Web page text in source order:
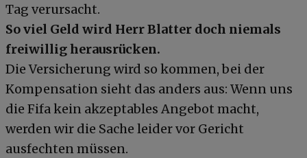
Tag verursacht.
So viel Geld wird Herr Blatter doch niemals
freiwillig herausrücken.
Die Versicherung wird so kommen, bei der
Kompensation sieht das anders aus: Wenn uns
die Fifa kein akzeptables Angebot macht,
werden wir die Sache leider vor Gericht
ausfechten müssen.